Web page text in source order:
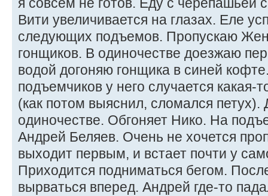
Вити увеличивается на глазах. Еле
следующих подъемов. Пропускаю
гонщиков. В одиночестве доезжаю
водой догоняю гонщика в синей
подъемчиков у него случается
(как потом выяснил, сломался
одиночестве. Обгоняет Нико. На
Андрей Беляев. Очень не хочется
выходит первым, и встает почти у
Приходится подниматься бегом.
вырваться вперед. Андрей где-то